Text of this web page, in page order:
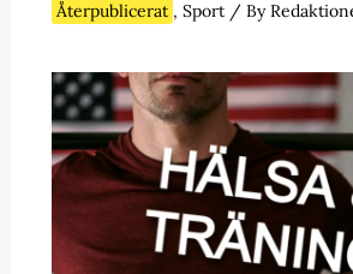
Återpublicerat , Sport/ By